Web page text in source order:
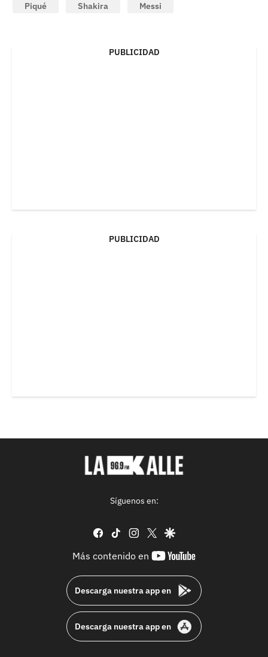
Piqué
Shakira Messi
PUBLICIDAD
PUBLICIDAD
Síguenos en:
facebook
tiktok instagram
twittergoogle
Más contenido en
youtube-
Descarga nuestra app en
Descarga nuestra app en